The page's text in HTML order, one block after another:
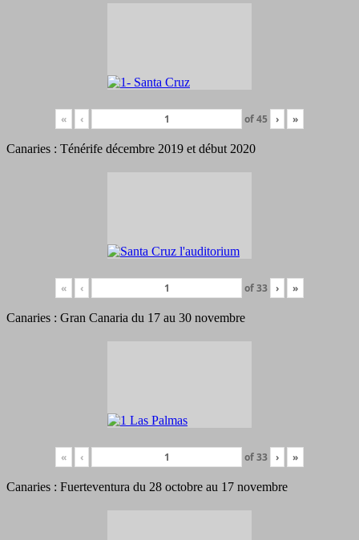
« ‹ of45 › »
Canaries : Ténérife décembre 2019 et début 2020
« ‹ of33 › »
Canaries : Gran Canaria du 17 au 30 novembre
« ‹ of33 › »
Canaries : Fuerteventura du 28 octobre au 17 novembre